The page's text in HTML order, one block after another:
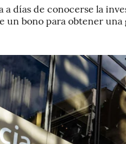
a días de conocerse la
bono para obtener